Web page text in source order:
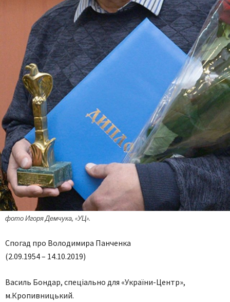
фото Игоря Демчука, «УЦ».
Спогад про Володимира Панченка
(2.09.1954 – 14.10.2019)
Василь Бондар, спеціально для «України-Центр»,
м.Кропивницький.